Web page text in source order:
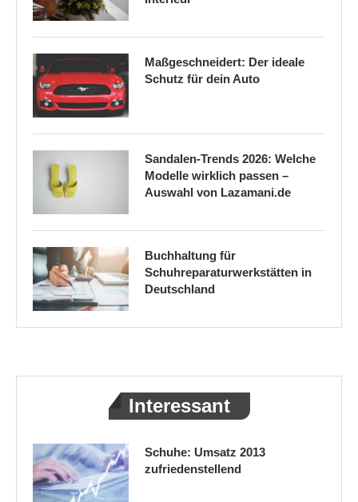
Maßgeschneidert: Der ideale
Schutz für dein Auto
Sandalen-Trends 2026: Welche
Modelle wirklich passen –
Auswahl von Lazamani.de
Buchhaltung für
Schuhreparaturwerkstätten in
Deutschland
Interessant
Schuhe: Umsatz 2013
zufriedenstellend